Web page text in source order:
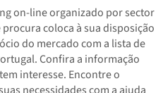
on-line organizado por sector
coloca à sua disposição
do mercado com a lista de
Confira a informação
interesse. Encontre o